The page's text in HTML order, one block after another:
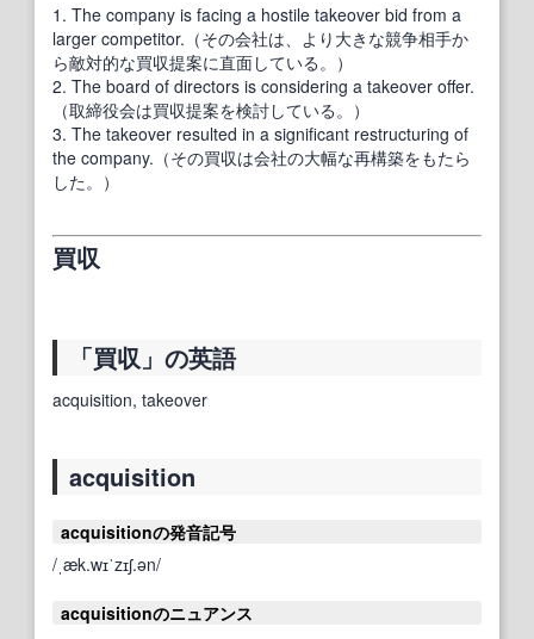
1. The company is facing a hostile takeover bid from a
larger competitor.（その会社は、より大きな競争相手か
ら敵対的な買収提案に直面している。）
2. The board of directors is considering a takeover offer.
（取締役会は買収提案を検討している。）
3. The takeover resulted in a significant restructuring of
the company.（その買収は会社の大幅な再構築をもたら
した。）
買収
「買収」の英語
acquisition, takeover
acquisition
acquisitionの発音記号
/ˌæk.wɪˈzɪʃ.ən/
acquisitionのニュアンス